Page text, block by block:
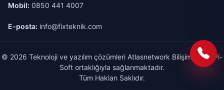
Mobil: 0850 441 4007
E-posta: info@fixteknik.com
© 2026 Teknoloji ve yazılım çözümleri Atlasnetwork Bilişim A.Ş & Pi-
Soft ortaklığıyla sağlanmaktadır.
Tüm Hakları Saklıdır.